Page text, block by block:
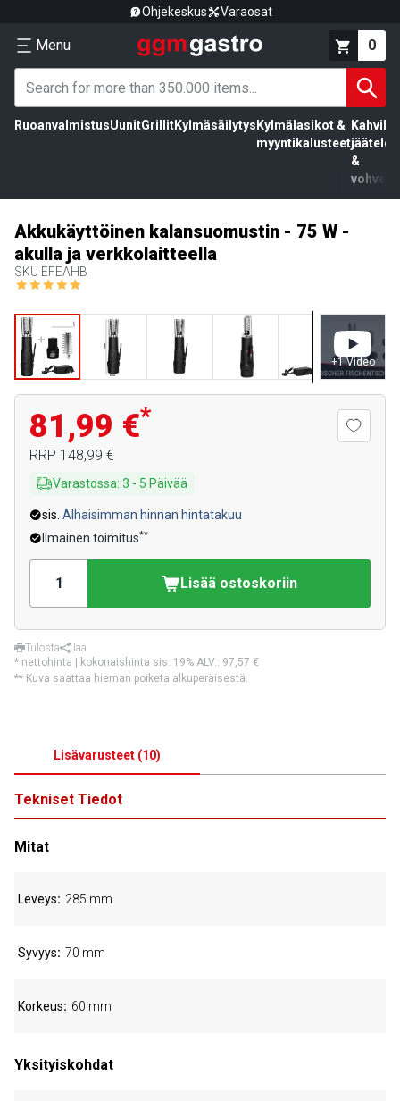
Ohjekeskus Varaosat
Menu 0
RuoanvalmistusUunitGrillitKylmäsäilytys Kylmälasikot &
myyntikalusteet
Kahvila,
jäätelö
&
vohvelit
Akkukäyttöinen kalansuomustin - 75 W -
akulla ja verkkolaitteella
SKU EFEAHB
+1 Video
81,99 €*
RRP 148,99 €
Varastossa: 3 - 5 Päivää
sis. Alhaisimman hinnan hintatakuu
Ilmainen toimitus**
Lisää ostoskoriin
Tulosta
Jaa
* nettohinta | kokonaishinta sis. 19% ALV.: 97,57 €
** Kuva saattaa hieman poiketa alkuperäisestä.
Lisävarusteet (10)
Tekniset Tiedot
Mitat
Leveys 285 mm
Syvyys 70 mm
Korkeus 60 mm
Yksityiskohdat